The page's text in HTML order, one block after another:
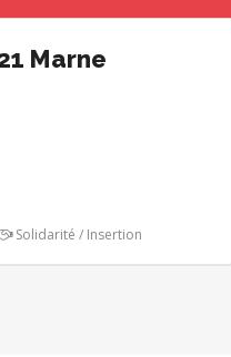
Marne
Solidarité / Insertion